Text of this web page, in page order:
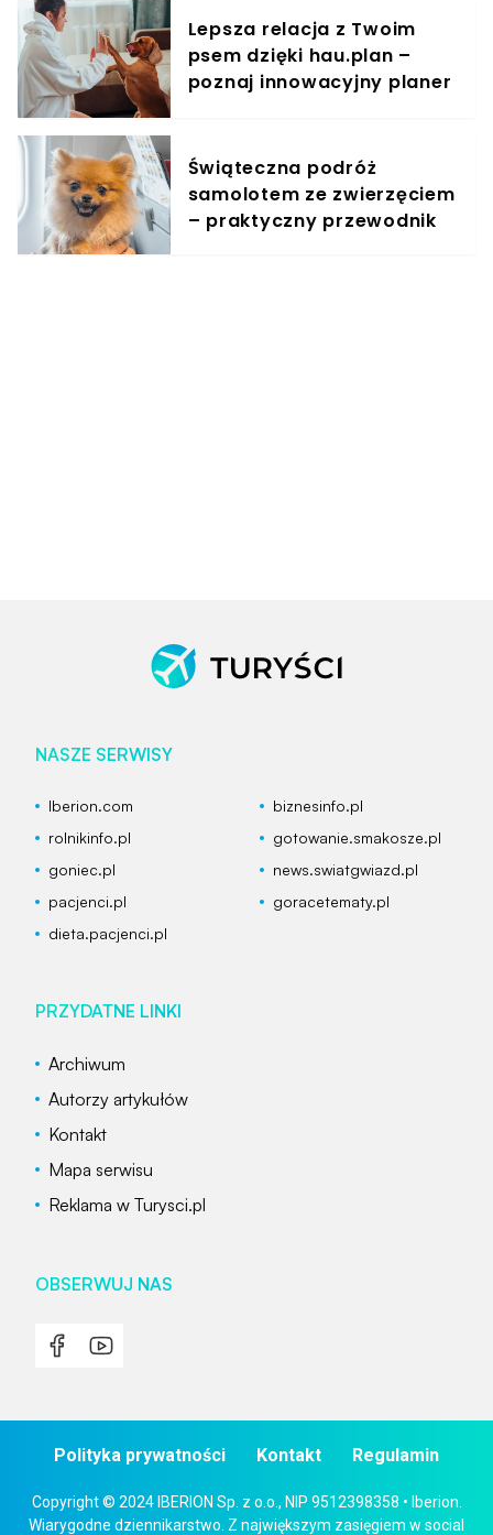
Lepsza relacja z Twoim
psem dzięki hau.plan –
poznaj innowacyjny planer
Świąteczna podróż
samolotem ze zwierzęciem
– praktyczny przewodnik
NASZE SERWISY
Iberion.com
biznesinfo.pl
rolnikinfo.pl
gotowanie.smakosze.pl
goniec.pl
news.swiatgwiazd.pl
pacjenci.pl
goracetematy.pl
dieta.pacjenci.pl
PRZYDATNE LINKI
Archiwum
Autorzy artykułów
Kontakt
Mapa serwisu
Reklama w Turysci.pl
OBSERWUJ NAS
Copyright © 2024 IBERION Sp. z o.o., NIP 9512398358 • Iberion.
Wiarygodne dziennikarstwo. Z największym zasięgiem w social
Polityka prywatności Kontakt Regulamin